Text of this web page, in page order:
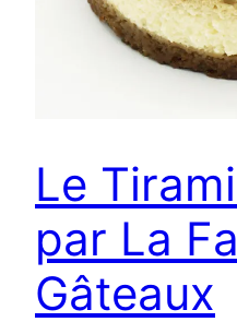
Le
par La
Gâteaux